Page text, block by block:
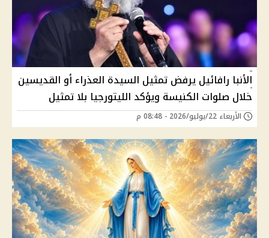
الأنبا رافائيل يرفض تمثيل السيدة العذراء أو القديسين
خلال صلوات الكنيسة ويؤكد الليتورجيا بلا تمثيل
الأربعاء 22/يوليو/2026 - 08:48 م